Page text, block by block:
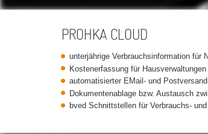
PROHKA CLOUD
unterjährige Verbrauchsinformation für
Kostenerfassung für
automatisierter EMail- und Postversand
Dokumentenablage bzw. Austausch
bved Schnittstellen für Verbrauchs-